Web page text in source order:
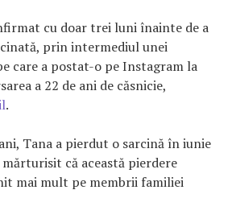
cu doar trei luni înainte de a
prin intermediul unei
care a postat-o pe Instagram la
a 22 de ani de căsnicie,
.
Tana a pierdut o sarcină în iunie
mărturisit că această pierdere
mai mult pe membrii familiei